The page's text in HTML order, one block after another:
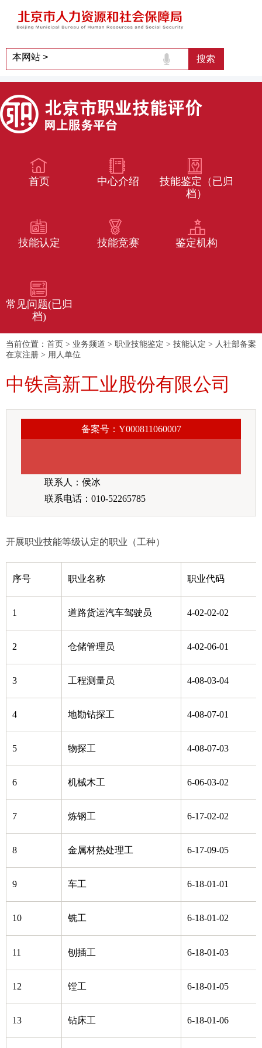
首页 中心介绍
技能鉴定（已归
档）
技能认定 技能竞赛 鉴定机构
常见问题(已归
档)
当前位置： 首页 > 业务频道 > 职业技能鉴定 > 技能认定 > 人社部备案
在京注册 > 用人单位
中铁高新工业股份有限公司
备案号：Y000811060007
联系人：侯冰
联系电话：010-52265785
开展职业技能等级认定的职业（工种）
序号 职业名称 职业代码
1 道路货运汽车驾驶员 4-02-02-02
2 仓储管理员 4-02-06-01
3 工程测量员 4-08-03-04
4 地勘钻探工 4-08-07-01
5 物探工 4-08-07-03
6 机械木工 6-06-03-02
7 炼钢工 6-17-02-02
8 金属材热处理工 6-17-09-05
9 车工 6-18-01-01
10 铣工 6-18-01-02
11 刨插工 6-18-01-03
12 镗工 6-18-01-05
13 钻床工 6-18-01-06